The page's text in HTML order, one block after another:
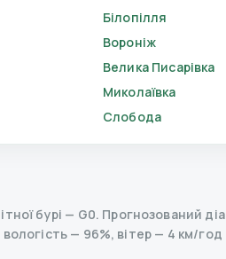
Білопілля
Вороніж
Велика Писарівка
Миколаївка
Слобода
бурі — G0. Прогнозований
— 96%, вітер — 4 км/